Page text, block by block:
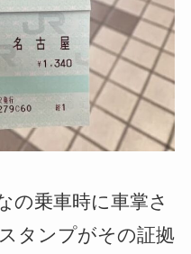
の乗車時に車掌さ
タンプがその証拠